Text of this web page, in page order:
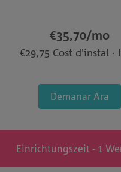
€35,70/mo
€29,75 Cost d'instal ·
Demanar Ara
Einrichtungszeit - 1